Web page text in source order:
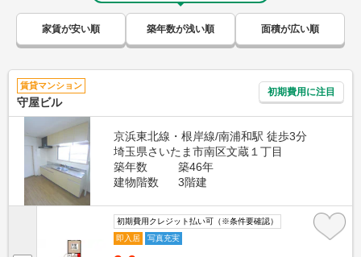
家賃が安い順 築年数が浅い順 面積が広い順
賃貸マンション
守屋ビル
初期費用に注目
京浜東北線・根岸線/南浦和駅 徒歩3分
埼玉県さいたま市南区文蔵１丁目
築年数
築46年
建物階数
3階建
初期費用クレジット払い可（※条件要確認）
即入居
写真充実